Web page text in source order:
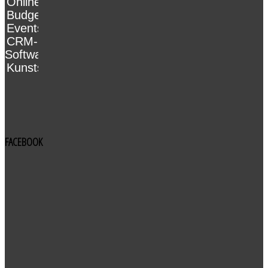
Budgetoptimierung
Events
CRM-
Software
Kunststofftechnik
FACEBOOK